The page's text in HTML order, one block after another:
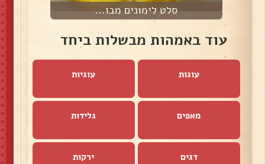
סלט לימונים מבו...
עוד באמהות מבשלות ביחד
עוגות עוגיות
מאפים גלידות
דגים ירקות